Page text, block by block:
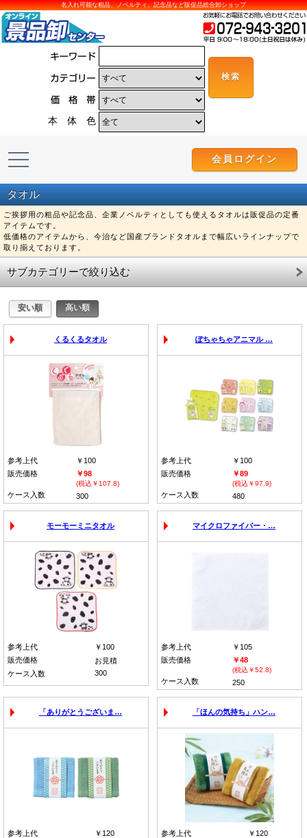
名入れ可能な粗品、ノベルティ、記念品など販促品総合卸ショップ
本 体 色
会員ログイン
タオル
ご挨拶用の粗品や記念品、企業ノベルティとしても使えるタオルは販促品の定番
アイテムです。
低価格のアイテムから、今治など国産ブランドタオルまで幅広いラインナップで
取り揃えております。
サブカテゴリーで絞り込む
くるくるタオル
参考上代
￥100
販売価格
￥98
(税込￥107.8)
ケース入数 300
ぽちゃちゃアニマル …
参考上代
￥100
販売価格
￥89
(税込￥97.9)
ケース入数 480
モーモーミニタオル
参考上代
￥100
販売価格
お見積
ケース入数
300
マイクロファイバー・…
参考上代
￥105
販売価格
￥48
(税込￥52.8)
ケース入数 250
「ありがとうございま…
参考上代
￥120
「ほんの気持ち」ハン…
参考上代
￥120